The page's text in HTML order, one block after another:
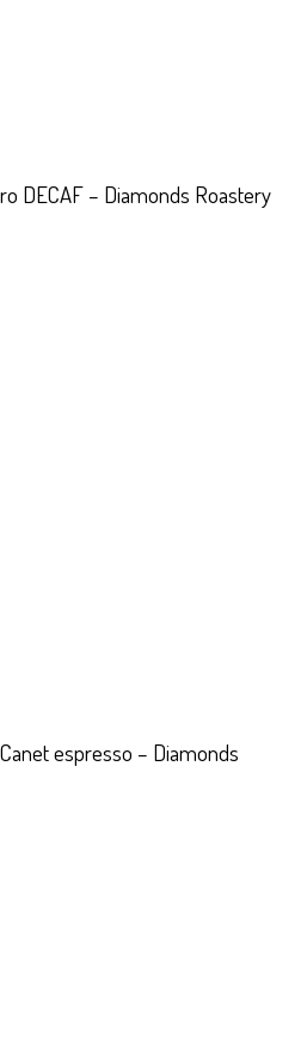
DECAF – Diamonds Roastery
espresso – Diamonds